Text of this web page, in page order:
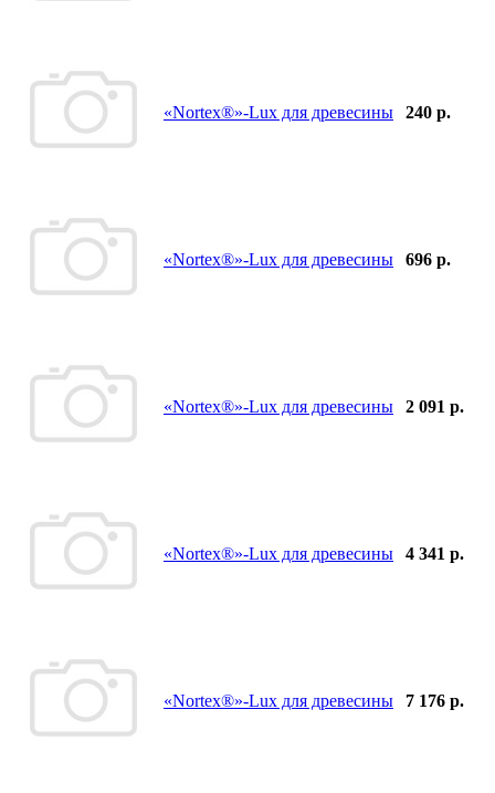
«Nortex®»-Lux для древесины 240 р.
«Nortex®»-Lux для древесины 696 р.
«Nortex®»-Lux для древесины 2 091 р.
«Nortex®»-Lux для древесины 4 341 р.
«Nortex®»-Lux для древесины 7 176 р.